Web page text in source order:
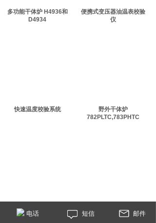
多功能干体炉 H4936和
D4934
便携式变压器油温表校验
仪
快速温度校验系统
野外干体炉
782PLTC,783PHTC
简易温度校验系统
电话 短信 邮件